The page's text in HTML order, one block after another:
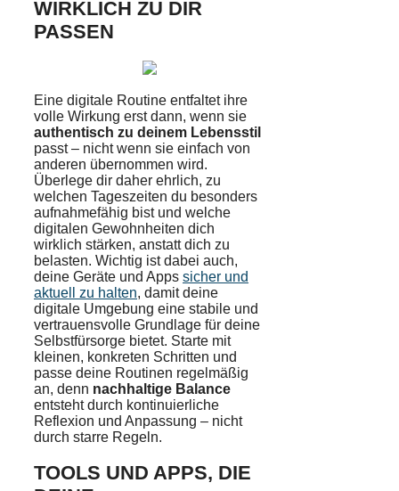
WIRKLICH ZU DIR
PASSEN
Eine digitale Routine entfaltet ihre
volle Wirkung erst dann, wenn sie
authentisch zu deinem Lebensstil
passt – nicht wenn sie einfach von
anderen übernommen wird.
Überlege dir daher ehrlich, zu
welchen Tageszeiten du besonders
aufnahmefähig bist und welche
digitalen Gewohnheiten dich
wirklich stärken, anstatt dich zu
belasten. Wichtig ist dabei auch,
deine Geräte und Apps sicher und
aktuell zu halten, damit deine
digitale Umgebung eine stabile und
vertrauensvolle Grundlage für deine
Selbstfürsorge bietet. Starte mit
kleinen, konkreten Schritten und
passe deine Routinen regelmäßig
an, denn nachhaltige Balance
entsteht durch kontinuierliche
Reflexion und Anpassung – nicht
durch starre Regeln.
TOOLS UND APPS, DIE